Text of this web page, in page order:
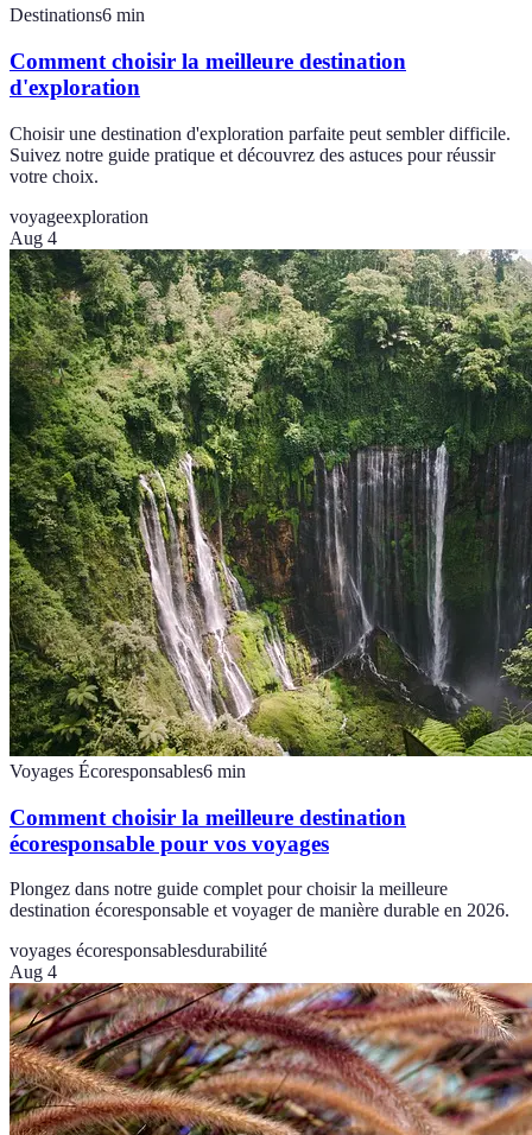
Destinations6 min
Comment choisir la meilleure destination
d'exploration
Choisir une destination d'exploration parfaite peut sembler difficile.
Suivez notre guide pratique et découvrez des astuces pour réussir
votre choix.
voyageexploration
Aug 4
Voyages Écoresponsables6 min
Comment choisir la meilleure destination
écoresponsable pour vos voyages
Plongez dans notre guide complet pour choisir la meilleure
destination écoresponsable et voyager de manière durable en 2026.
voyages écoresponsablesdurabilité
Aug 4